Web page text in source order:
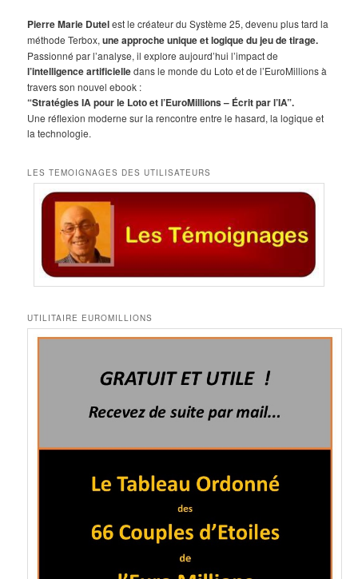
h
e
r
c
h
e
Pierre Marie Dutelest le créateur du Système 25, devenu plus tard la
méthode Terbox,une approche unique et logique du jeu de tirage.
Passionné par l’analyse, il explore aujourd’hui l’impact de
l’intelligence artificielledans le monde du Loto et de l’EuroMillions à
travers son nouvel ebook :
“Stratégies IA pour le Loto et l’EuroMillions – Écrit par l’IA”.
Une réflexion moderne sur la rencontre entre le hasard, la logique et
la technologie.
LES TEMOIGNAGES DES UTILISATEURS
UTILITAIRE EUROMILLIONS